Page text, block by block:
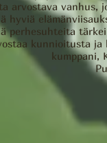
arvostava
hyviä
perhesuhteita
kunnioitusta ja
kumppani,